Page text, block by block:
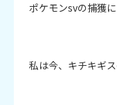
ポケモンsvの捕獲
私は今、キチキギ